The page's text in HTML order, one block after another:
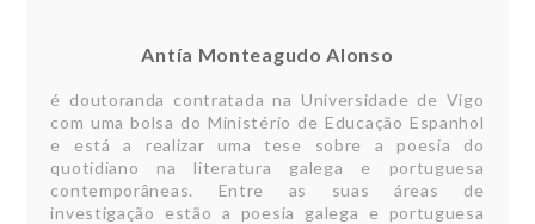
Antía Monteagudo Alonso
é doutoranda contratada na Universidade de Vigo
com uma bolsa do Ministério de Educação Espanhol
e está a realizar uma tese sobre a poesia do
quotidiano na literatura galega e portuguesa
contemporâneas. Entre as suas áreas de
investigação estão a poesia galega e portuguesa